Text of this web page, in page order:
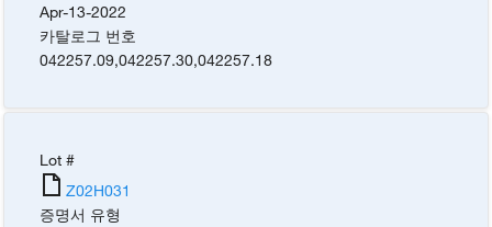
Apr-13-2022
카탈로그 번호
042257.09,042257.30,042257.18
Lot #
Z02H031
증명서 유형